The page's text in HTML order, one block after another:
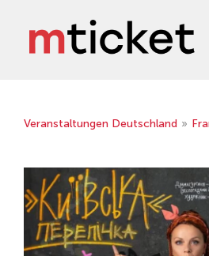
Veranstaltungen Deutschland »